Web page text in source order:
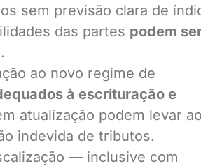
sem previsão clara de
das partes podem
ao novo regime de
à escrituração e
atualização podem levar ao
indevida de tributos.
— inclusive com